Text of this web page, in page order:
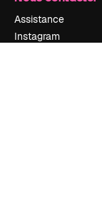
Assistance
Instagram